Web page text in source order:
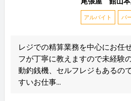
アルバイト パ
レジでの精算業務を中心にお任
フが丁寧に教えますので未経験
動釣銭機、セルフレジもあるの
すいお仕事...